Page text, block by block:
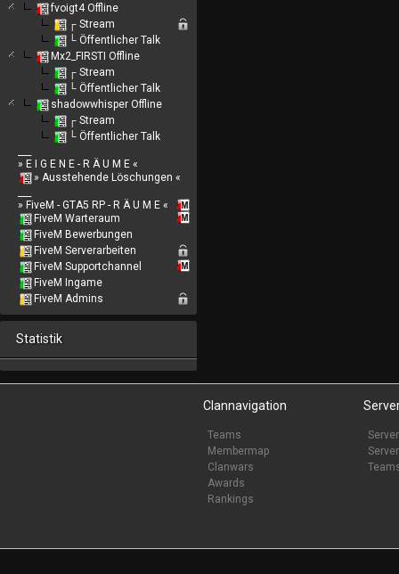
fvoigt4 Offline
┌ Stream
└ Öffentlicher Talk
Mx2_FIRSTI Offline
┌ Stream
└ Öffentlicher Talk
shadowwhisper Offline
┌ Stream
└ Öffentlicher Talk
» E I G E N E - R Ä U M E «
» Ausstehende Löschungen «
» FiveM - GTA5 RP - R Ä U M E «
FiveM Warteraum
FiveM Bewerbungen
FiveM Serverarbeiten
FiveM Supportchannel
FiveM Ingame
FiveM Admins
Statistik
Clannavigation
Teams
Membermap
Clanwars
Awards
Rankings
Server